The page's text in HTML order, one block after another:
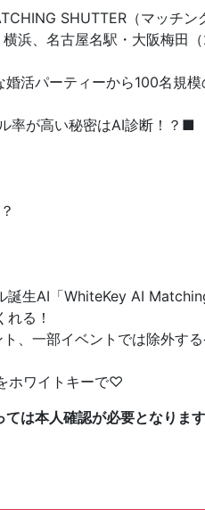
SHUTTER（マッチ
浜、名古屋名駅・大阪梅田（
活パーティーから100名規
率が高い秘密はAI診断！？■
誕生AI「WhiteKey AI
る！
、一部イベントでは除外す
ホワイトキーで♡
は本人確認が必要となります